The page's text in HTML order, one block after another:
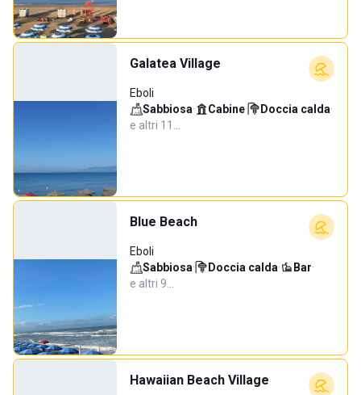
Galatea Village
Eboli
Sabbiosa· Cabine· Doccia calda·
e altri 11…
Blue Beach
Eboli
Sabbiosa· Doccia calda· Bar·
e altri 9…
Hawaiian Beach Village